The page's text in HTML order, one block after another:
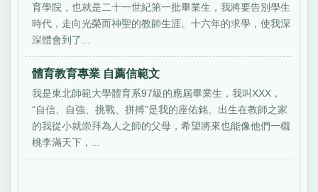
育學院，也就是二十一世紀第一批畢業生，我將要告別學生
時代，走向光榮而神聖的教師生涯。十六年的求學，使我深
深體會到了...
體育教育專業 自薦信範文
我是東北師範大學體育系97級的應屆畢業生，我叫XXX，
“自信、自強、挑戰、拼搏”是我的座佑銘。出生在教師之家
的我從小就崇拜為人之師的父母，希望將來也能像他們一櫬
桃李滿天下，...